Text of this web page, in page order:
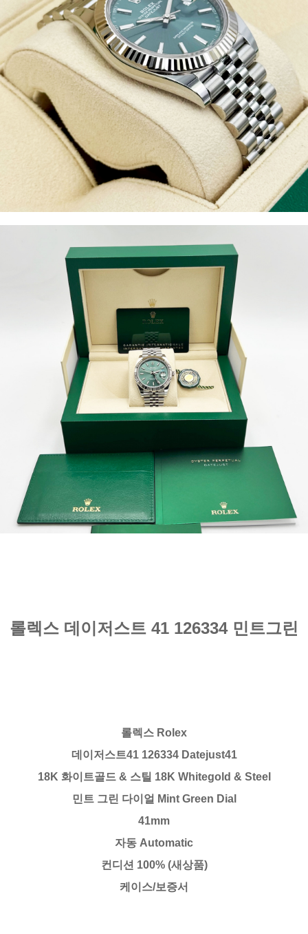
롤렉스 데이저스트 41 126334 민트그린
롤렉스 Rolex
데이저스트41 126334 Datejust41
18K 화이트골드 & 스틸 18K Whitegold & Steel
민트 그린 다이얼 Mint Green Dial
41mm
자동 Automatic
컨디션 100% (새상품)
케이스/보증서